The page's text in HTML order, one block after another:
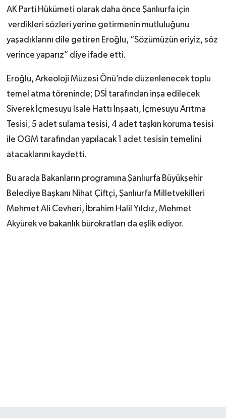
AK Parti Hükümeti olarak daha önce Şanlıurfa için
verdikleri sözleri yerine getirmenin mutluluğunu
yaşadıklarını dile getiren Eroğlu, “Sözümüzün eriyiz, söz
verince yaparız” diye ifade etti.
Eroğlu, Arkeoloji Müzesi Önü’nde düzenlenecek toplu
temel atma töreninde; DSİ tarafından inşa edilecek
Siverek İçmesuyu İsale Hattı İnşaatı, İçmesuyu Arıtma
Tesisi, 5 adet sulama tesisi, 4 adet taşkın koruma tesisi
ile OGM tarafından yapılacak 1 adet tesisin temelini
atacaklarını kaydetti.
Bu arada Bakanların programına Şanlıurfa Büyükşehir
Belediye Başkanı Nihat Çiftçi, Şanlıurfa Milletvekilleri
Mehmet Ali Cevheri, İbrahim Halil Yıldız, Mehmet
Akyürek ve bakanlık bürokratları da eşlik ediyor.